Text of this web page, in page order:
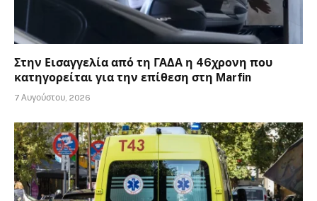
Στην Εισαγγελία από τη ΓΑΔΑ η 46χρονη που
κατηγορείται για την επίθεση στη Marfin
7 Αυγούστου, 2026